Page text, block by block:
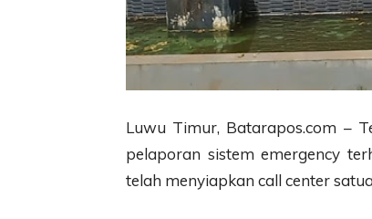
Luwu Timur, Batarapos.com –
pelaporan sistem emergency
telah menyiapkan call center